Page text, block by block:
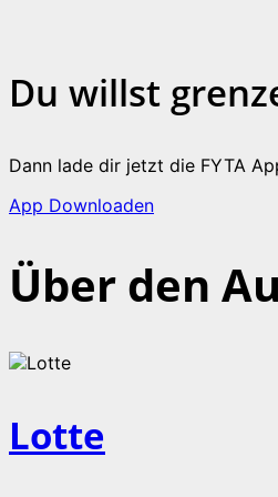
Du willst
Dann lade dir jetzt die FYTA
App Downloaden
Über den
Lotte